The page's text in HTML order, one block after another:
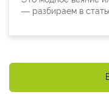
— разбираем в